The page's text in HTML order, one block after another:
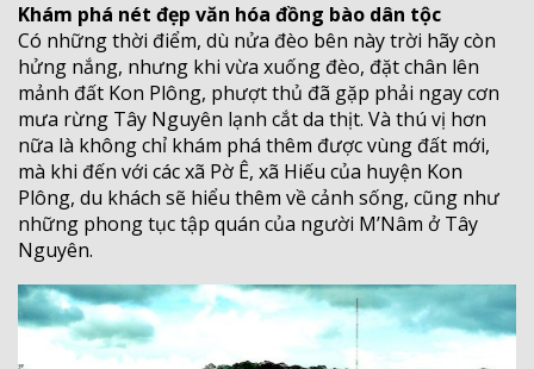
Khám phá nét đẹp văn hóa đồng bào dân tộc
Có những thời điểm, dù nửa đèo bên này trời hãy còn
hửng nắng, nhưng khi vừa xuống đèo, đặt chân lên
mảnh đất Kon Plông, phượt thủ đã gặp phải ngay cơn
mưa rừng Tây Nguyên lạnh cắt da thịt. Và thú vị hơn
nữa là không chỉ khám phá thêm được vùng đất mới,
mà khi đến với các xã Pờ Ê, xã Hiếu của huyện Kon
Plông, du khách sẽ hiểu thêm về cảnh sống, cũng như
những phong tục tập quán của người M’Nâm ở Tây
Nguyên.